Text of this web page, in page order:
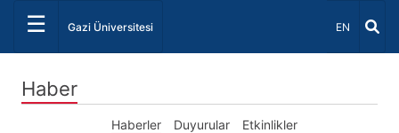
☰ Gazi Üniversitesi Dil Seçiniz
EN
Haber
Haberler Duyurular Etkinlikler